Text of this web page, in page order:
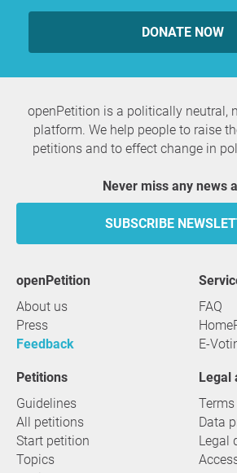
DONATE NOW
openPetition is a politically neutral,
platform. We help people to raise
petitions and to effect change in
Never miss any news
SUBSCRIBE
openPetition
About us
Press
Feedback
FAQ
E-
Petitions
Guidelines
All petitions
Start petition
Topics
Data
Legal